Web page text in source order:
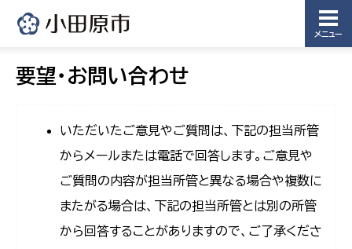
メニュー
要望・お問い合わせ
いただいたご意見やご質問は、下記の担当所管
からメールまたは電話で回答します。ご意見や
ご質問の内容が担当所管と異なる場合や複数に
またがる場合は、下記の担当所管とは別の所管
から回答することがありますので、ご了承くださ